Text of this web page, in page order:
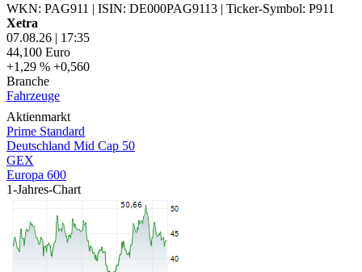
WKN: PAG911 | ISIN: DE000PAG9113 | Ticker-Symbol: P911
Xetra
07.08.26 | 17:35
44,100 Euro
+1,29 % +0,560
Branche
Fahrzeuge
Aktienmarkt
Prime Standard
Deutschland Mid Cap 50
GEX
Europa 600
1-Jahres-Chart